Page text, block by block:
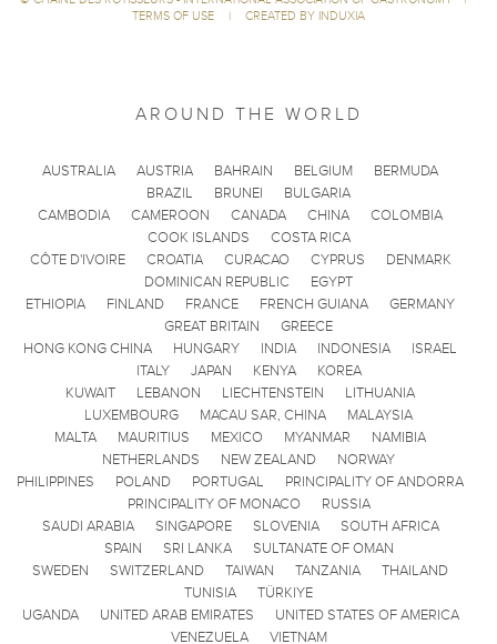
TERMS OF USE
| CREATED BY INDUXIA
AROUND THE WORLD
AUSTRALIA AUSTRIA BAHRAIN BELGIUM
BERMUDA
BRAZIL
BRUNEI
BULGARIA
CAMBODIA
CAMEROON CANADA CHINA
COLOMBIA
COOK ISLANDS
COSTA RICA
CÔTE D'IVOIRE
CROATIA CURACAO CYPRUS
DENMARK
DOMINICAN REPUBLIC
EGYPT
ETHIOPIA
FINLAND FRANCE FRENCH GUIANA
GERMANY
GREAT BRITAIN
GREECE
HONG KONG CHINA
HUNGARY INDIA INDONESIA
ISRAEL
ITALY
JAPAN KENYA
KOREA
KUWAIT
LEBANON LIECHTENSTEIN
LITHUANIA
LUXEMBOURG
MACAU SAR, CHINA
MALAYSIA
MALTA
MAURITIUS MEXICO MYANMAR
NAMIBIA
NETHERLANDS
NEW ZEALAND
NORWAY
PHILIPPINES
POLAND PORTUGAL
PRINCIPALITY OF ANDORRA
PRINCIPALITY OF MONACO
RUSSIA
SAUDI ARABIA
SINGAPORE SLOVENIA
SOUTH AFRICA
SPAIN
SRI LANKA
SULTANATE OF OMAN
SWEDEN
SWITZERLAND TAIWAN TANZANIA
THAILAND
TUNISIA
TÜRKIYE
UGANDA
UNITED ARAB EMIRATES
UNITED STATES OF AMERICA
VENEZUELA
VIETNAM